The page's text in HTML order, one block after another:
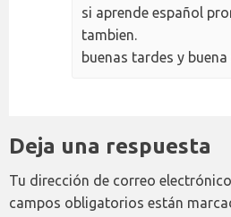
si aprende español
tambien.
buenas tardes y buena
Deja una respuesta
Tu dirección de correo
campos obligatorios están